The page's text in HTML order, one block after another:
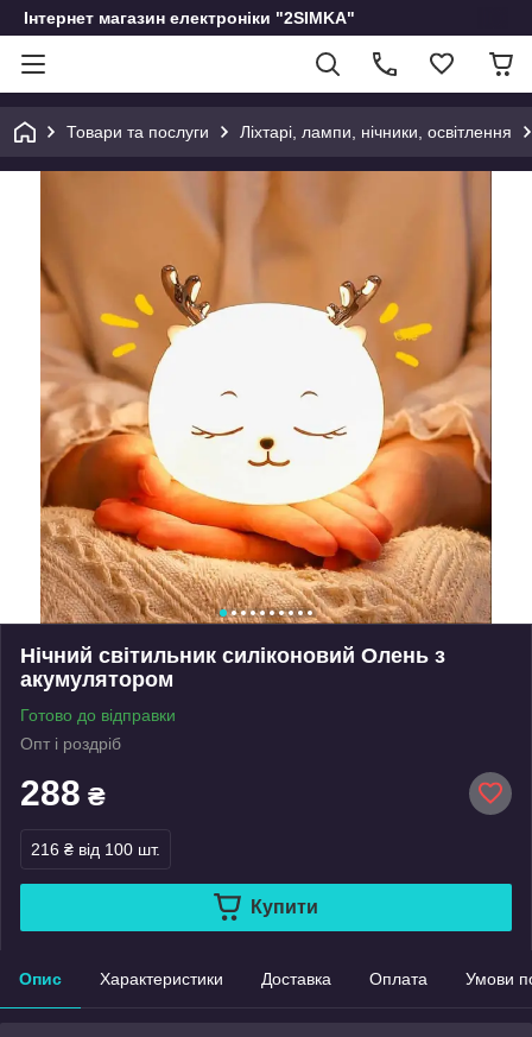
Інтернет магазин електроніки "2SIMKA"
Товари та послуги Ліхтарі, лампи, нічники, освітлення
Нічний світильник силіконовий Олень з
акумулятором
Готово до відправки
Опт і роздріб
288 ₴
216 ₴ від 100 шт.
Купити
Опис Характеристики Доставка Оплата Умови